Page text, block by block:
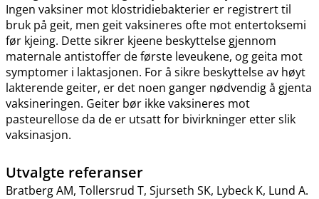
Ingen vaksiner mot klostridiebakterier er registrert til
bruk på geit, men geit vaksineres ofte mot entertoksemi
før kjeing. Dette sikrer kjeene beskyttelse gjennom
maternale antistoffer de første leveukene, og geita mot
symptomer i laktasjonen. For å sikre beskyttelse av høyt
lakterende geiter, er det noen ganger nødvendig å gjenta
vaksineringen. Geiter bør ikke vaksineres mot
pasteurellose da de er utsatt for bivirkninger etter slik
vaksinasjon.
Utvalgte referanser
Bratberg AM, Tollersrud T, Sjurseth SK, Lybeck K, Lund A.